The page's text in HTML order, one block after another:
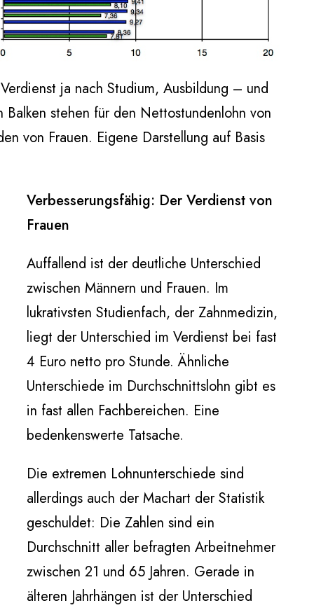
ja nach Studium, Ausbildung – und
stehen für den Nettostundenlohn von
von Frauen. Eigene Darstellung auf Basis
Verbesserungsfähig: Der Verdienst von
Frauen
Auffallend ist der deutliche Unterschied
zwischen Männern und Frauen. Im
lukrativsten Studienfach, der Zahnmedizin,
liegt der Unterschied im Verdienst bei fast
4 Euro netto pro Stunde. Ähnliche
Unterschiede im Durchschnittslohn gibt es
in fast allen Fachbereichen. Eine
bedenkenswerte Tatsache.
Die extremen Lohnunterschiede sind
allerdings auch der Machart der Statistik
geschuldet: Die Zahlen sind ein
Durchschnitt aller befragten Arbeitnehmer
zwischen 21 und 65 Jahren. Gerade in
älteren Jahrhängen ist der Unterschied